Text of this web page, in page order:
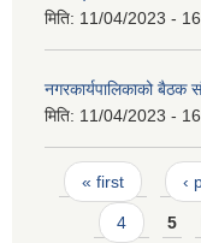
मिति: 11/04/2023 -
नगरकार्यपालिकाको बैठक
मिति: 11/04/2023 -
Pages
« first ‹
4 5